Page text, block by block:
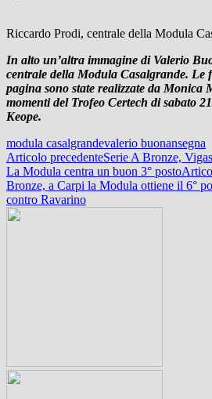
Riccardo Prodi, centrale della Modula
In alto un’altra immagine di Valerio
centrale della Modula Casalgrande. Le
pagina sono state realizzate da
momenti del Trofeo Certech di sabato
Keope.
modula casalgrandevalerio buonansegna
Navigazione
articolo
Articolo precedenteSerie A Bronze,
La Modula centra un buon 3° posto
Bronze, a Carpi la Modula ottiene il 6°
contro Ravarino